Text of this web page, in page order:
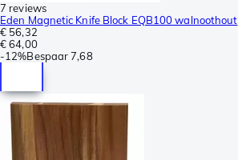
7 reviews
Eden Magnetic Knife Block EQB100 walnoothout
€ 56,32
€ 64,00
-12%Bespaar 7,68